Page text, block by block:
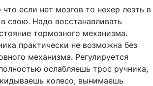
если нет мозгов то неxeр лезть в
свою. Надо восстанавливать
тормозного механизма.
практически не возможна без
механизма. Регулируется
ослабляешь трос ручника,
колесо, вынимаешь